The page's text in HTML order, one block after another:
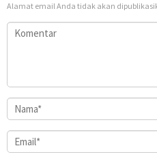
Alamat email Anda tidak akan